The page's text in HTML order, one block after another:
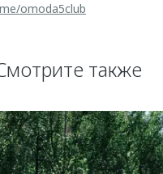
omoda5club
также